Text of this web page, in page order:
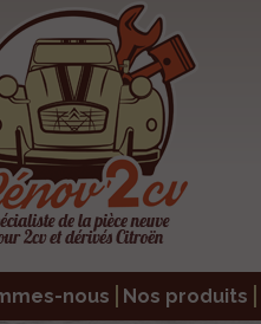
nous Nos produits